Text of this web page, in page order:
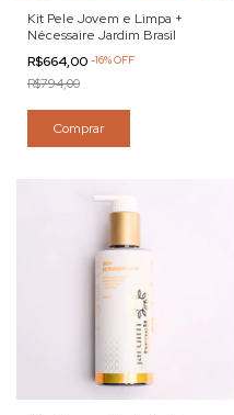
Kit Pele Jovem e Limpa +
Nécessaire Jardim Brasil
R$664,00 -16%OFF
R$794,00